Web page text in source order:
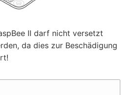
II darf nicht versetzt
da dies zur Beschädigung